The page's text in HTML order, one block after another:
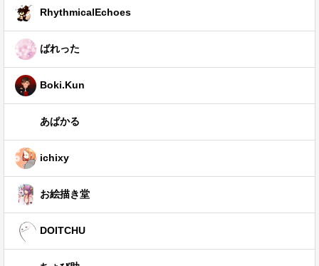
RhythmicalEchoes
ばれった
Boki.Kun
あぱかる
ichixy
お絵描き堂
DOITCHU